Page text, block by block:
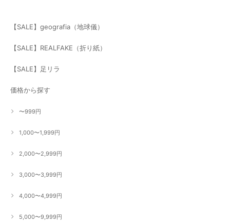
【SALE】geografia（地球儀）
【SALE】REALFAKE（折り紙）
【SALE】足リラ
価格から探す
〜999円
1,000〜1,999円
2,000〜2,999円
3,000〜3,999円
4,000〜4,999円
5,000〜9,999円